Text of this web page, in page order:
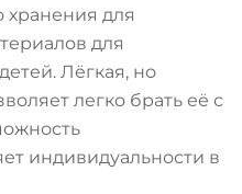
хранения для
для
Лёгкая, но
легко брать её с
индивидуальности в